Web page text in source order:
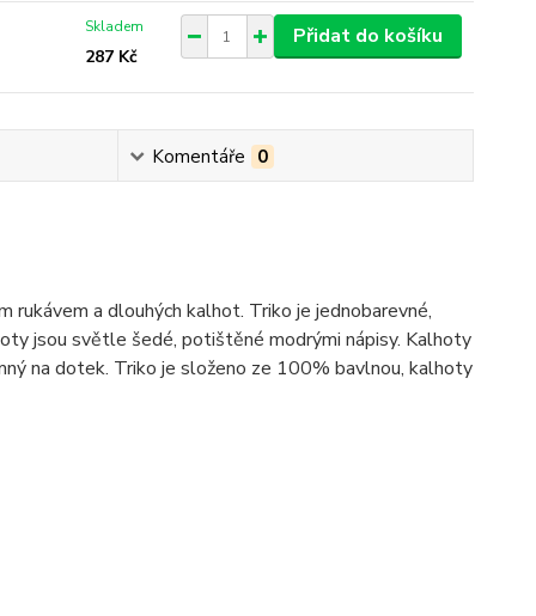
287 Kč
Skladem Přidat do košíku
Komentáře 0
rukávem a dlouhých kalhot. Triko je jednobarevné,
jsou světle šedé, potištěné modrými nápisy. Kalhoty
na dotek. Triko je složeno ze 100% bavlnou, kalhoty